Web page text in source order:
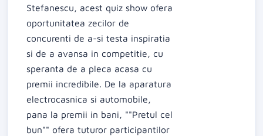
Stefanescu, acest quiz show ofera
oportunitatea zecilor de
concurenti de a-si testa inspiratia
si de a avansa in competitie, cu
speranta de a pleca acasa cu
premii incredibile. De la aparatura
electrocasnica si automobile,
pana la premii in bani, ""Pretul cel
bun"" ofera tuturor participantilor